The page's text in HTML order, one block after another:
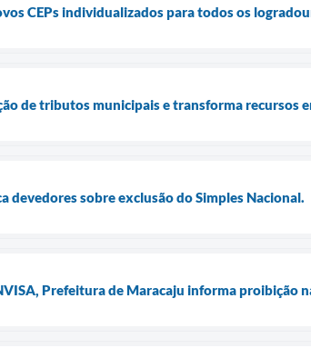
CEPs individualizados para todos os
de tributos municipais e transforma recursos
devedores sobre exclusão do Simples Nacional.
Prefeitura de Maracaju informa proibição